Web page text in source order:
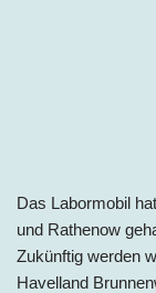
Das Labormobil
und Rathenow ge
Zukünftig werden
Havelland